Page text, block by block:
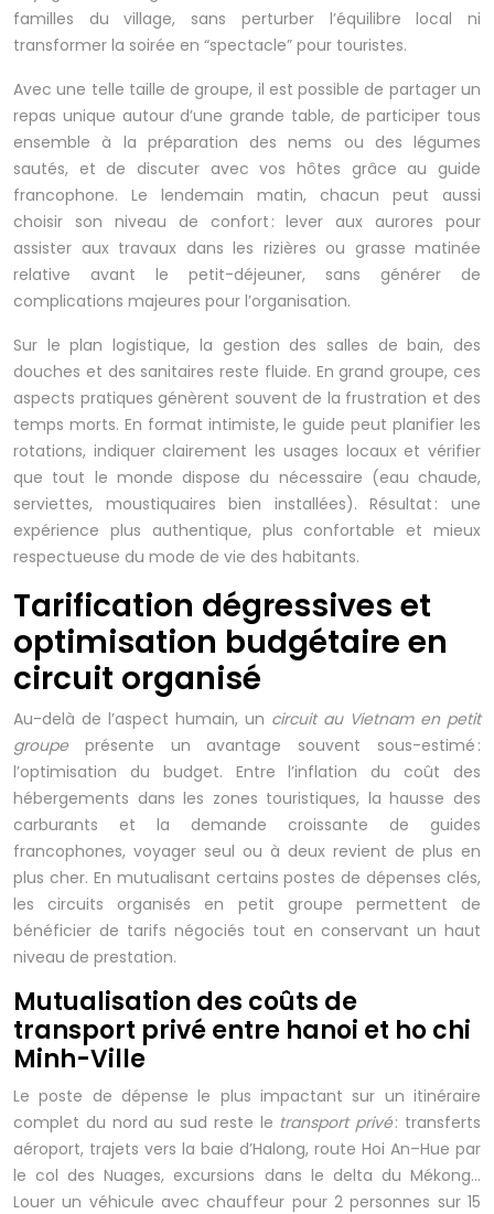
familles du village, sans perturber l’équilibre local ni
transformer la soirée en “spectacle” pour touristes.
Avec une telle taille de groupe, il est possible de partager un
repas unique autour d’une grande table, de participer tous
ensemble à la préparation des nems ou des légumes
sautés, et de discuter avec vos hôtes grâce au guide
francophone. Le lendemain matin, chacun peut aussi
choisir son niveau de confort : lever aux aurores pour
assister aux travaux dans les rizières ou grasse matinée
relative avant le petit-déjeuner, sans générer de
complications majeures pour l’organisation.
Sur le plan logistique, la gestion des salles de bain, des
douches et des sanitaires reste fluide. En grand groupe, ces
aspects pratiques génèrent souvent de la frustration et des
temps morts. En format intimiste, le guide peut planifier les
rotations, indiquer clairement les usages locaux et vérifier
que tout le monde dispose du nécessaire (eau chaude,
serviettes, moustiquaires bien installées). Résultat : une
expérience plus authentique, plus confortable et mieux
respectueuse du mode de vie des habitants.
Tarification dégressives et
optimisation budgétaire en
circuit organisé
Au-delà de l’aspect humain, un circuit au Vietnam en petit
groupe présente un avantage souvent sous-estimé :
l’optimisation du budget. Entre l’inflation du coût des
hébergements dans les zones touristiques, la hausse des
carburants et la demande croissante de guides
francophones, voyager seul ou à deux revient de plus en
plus cher. En mutualisant certains postes de dépenses clés,
les circuits organisés en petit groupe permettent de
bénéficier de tarifs négociés tout en conservant un haut
niveau de prestation.
Mutualisation des coûts de
transport privé entre hanoi et ho chi
Minh-Ville
Le poste de dépense le plus impactant sur un itinéraire
complet du nord au sud reste le transport privé: transferts
aéroport, trajets vers la baie d’Halong, route Hoi An–Hue par
le col des Nuages, excursions dans le delta du Mékong…
Louer un véhicule avec chauffeur pour 2 personnes sur 15